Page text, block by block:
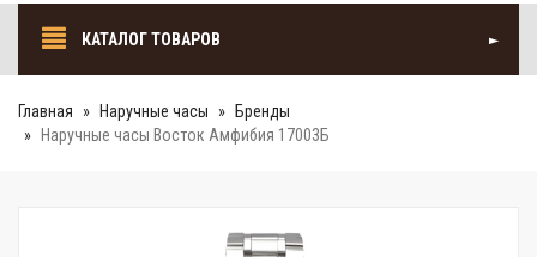
КАТАЛОГ ТОВАРОВ
Главная Наручные часы
Бренды
Наручные часы Восток Амфибия 17003Б